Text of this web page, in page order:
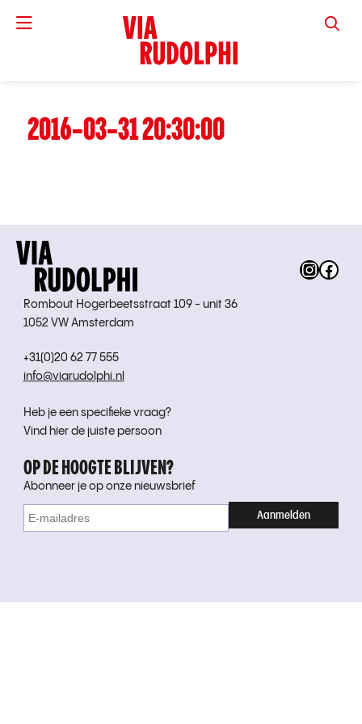
VIA
2016-03-31 20:30:00
Rombout Hogerbeetsstraat 109 - unit 36
1052 VW Amsterdam
+31(0)20 62 77 555
info@viarudolphi.nl
Heb je een specifieke vraag?
Vind hier de juiste persoon
OP DE HOOGTE BLIJVEN?
Abonneer je op onze nieuwsbrief